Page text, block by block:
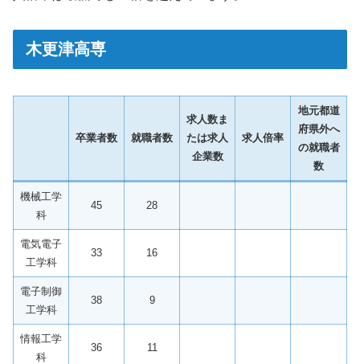
木更津高専
卒業者数 就職者数
求人数ま
たは求人
企業数
求人倍率
地元都道
府県外へ
の就職者
数
機械工学
科
45 28
電気電子
工学科
33 16
電子制御
工学科
38 9
情報工学
科
36 11